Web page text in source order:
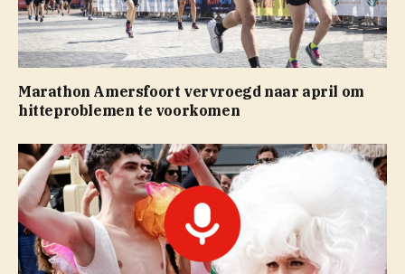
Marathon Amersfoort vervroegd naar april om
hitteproblemen te voorkomen